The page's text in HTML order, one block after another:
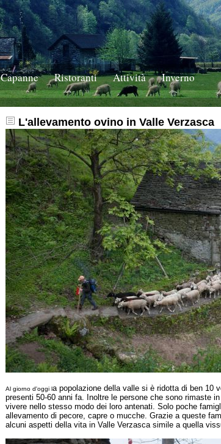
Capanne Ristoranti Attività Inverno
L'allevamento ovino in Valle Verzasca
Al giorno d'oggi la popolazione della valle si è ridotta di ben 10
presenti 50-60 anni fa. Inoltre le persone che sono rimaste
vivere nello stesso modo dei loro antenati. Solo poche
allevamento di pecore, capre o mucche. Grazie a queste
alcuni aspetti della vita in Valle Verzasca simile a quella